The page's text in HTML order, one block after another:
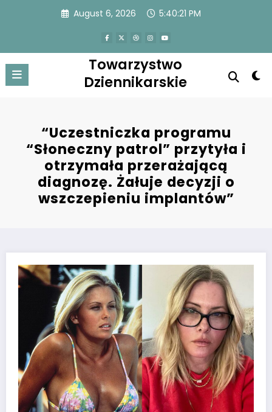
August 6, 2026 5:40:21 PM
Towarzystwo
Dziennikarskie
“Uczestniczka programu
“Słoneczny patrol” przytyła i
otrzymała przerażającą
diagnozę. Żałuje decyzji o
wszczepieniu implantów”